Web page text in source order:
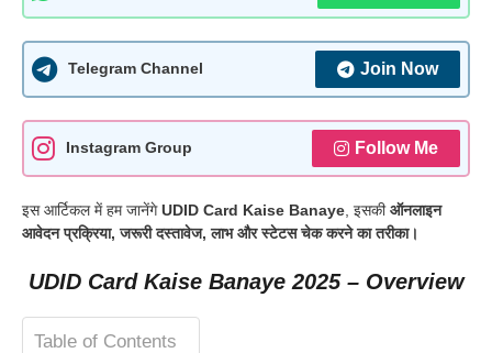
Telegram Channel Join Now
Instagram Group Follow Me
इस आर्टिकल में हम जानेंगेUDID Card Kaise Banaye , इसकीऑनलाइन
आवेदन प्रक्रिया, जरूरी दस्तावेज, लाभ और स्टेटस चेक करने का तरीका।
UDID Card Kaise Banaye 2025 – Overview
Table of Contents